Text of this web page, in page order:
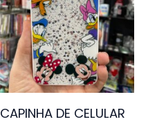
CAPINHA DE CELULAR